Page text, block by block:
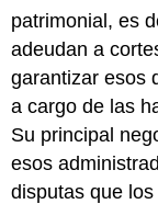
patrimonial, es
adeudan a
garantizar esos
a cargo de las
Su principal
esos
disputas que